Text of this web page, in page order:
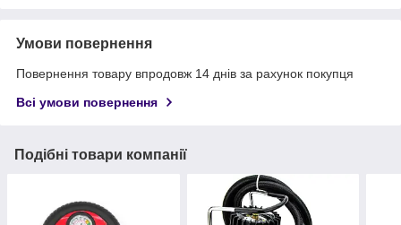
Умови повернення
Повернення товару впродовж 14 днів за рахунок покупця
Всі умови повернення
Подібні товари компанії